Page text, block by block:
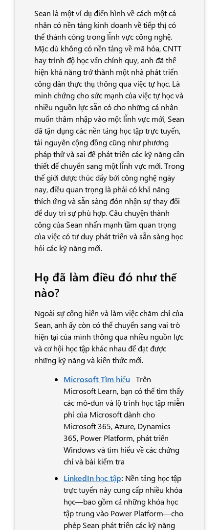
Sean là một ví dụ điển hình về cách một cá
nhân có nền tảng kinh doanh về tiếp thị có
thể thành công trong lĩnh vực công nghệ.
Mặc dù không có nền tảng về mã hóa, CNTT
hay trình độ học vấn chính quy, anh đã thể
hiện khả năng trở thành một nhà phát triển
công dân thực thụ thông qua việc tự học. Là
minh chứng cho sức mạnh của việc tự học và
nhiều nguồn lực sẵn có cho những cá nhân
muốn thâm nhập vào một lĩnh vực mới, Sean
đã tận dụng các nền tảng học tập trực tuyến,
tài nguyên cộng đồng cũng như phương
pháp thử và sai để phát triển các kỹ năng cần
thiết để chuyển sang một lĩnh vực mới. Trong
thế giới được thúc đẩy bởi công nghệ ngày
nay, điều quan trọng là phải có khả năng
thích ứng và sẵn sàng đón nhận sự thay đổi
để duy trì sự phù hợp. Câu chuyện thành
công của Sean nhấn mạnh tầm quan trọng
của việc có tư duy phát triển và sẵn sàng học
hỏi các kỹ năng mới.
Họ đã làm điều đó như thế
nào?
Ngoài sự cống hiến và làm việc chăm chỉ của
Sean, anh ấy còn có thể chuyển sang vai trò
hiện tại của mình thông qua nhiều nguồn lực
và cơ hội học tập khác nhau để đạt được
những kỹ năng và kiến thức mới.
Microsoft Tìm hiểu– Trên
Microsoft Learn, bạn có thể tìm thấy
các mô-đun và lộ trình học tập miễn
phí của Microsoft dành cho
Microsoft 365, Azure, Dynamics
365, Power Platform, phát triển
Windows và tìm hiểu về các chứng
chỉ và bài kiểm tra
LinkedIn học tập: Nền tảng học tập
trực tuyến này cung cấp nhiều khóa
học—bao gồm cả những khóa học
tập trung vào Power Platform—cho
phép Sean phát triển các kỹ năng